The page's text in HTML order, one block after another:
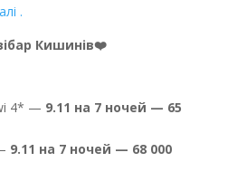
.
Кишинів❤️
4* — 9.11 на 7 ночей — 65
9.11 на 7 ночей — 68 000